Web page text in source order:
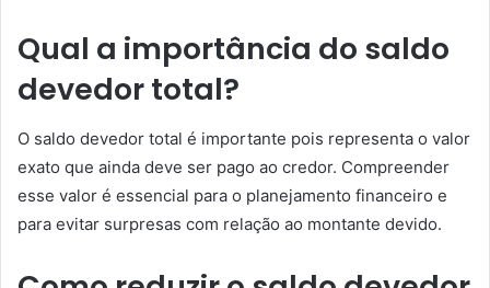
Qual a importância do saldo
devedor total?
O saldo devedor total é importante pois representa o valor
exato que ainda deve ser pago ao credor. Compreender
esse valor é essencial para o planejamento financeiro e
para evitar surpresas com relação ao montante devido.